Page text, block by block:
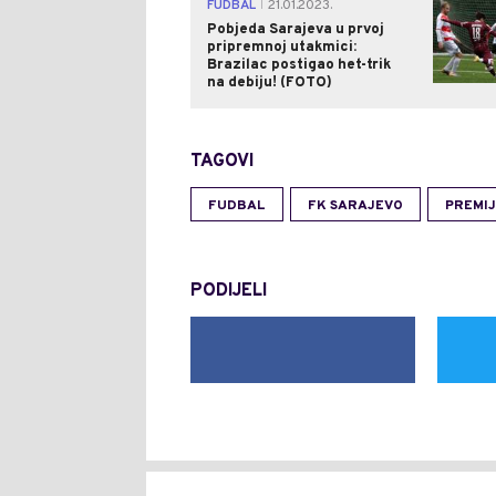
FUDBAL
21.01.2023.
Pobjeda Sarajeva u prvoj
pripremnoj utakmici:
Brazilac postigao het-trik
na debiju! (FOTO)
TAGOVI
FUDBAL FK SARAJEVO
PODIJELI